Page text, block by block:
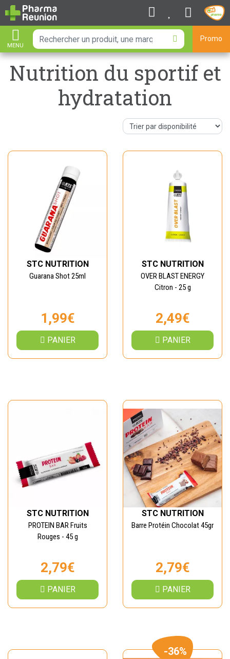
MENU
AFFICHER LA NAVIGATION
Promo
Nutrition du sportif et
hydratation
STC NUTRITION
Guarana Shot 25ml
1,99€
PANIER
STC NUTRITION
OVER BLAST ENERGY
Citron - 25 g
2,49€
PANIER
STC NUTRITION
PROTEIN BAR Fruits
Rouges - 45 g
2,79€
PANIER
STC NUTRITION
Barre Protéin Chocolat 45gr
2,79€
PANIER
-36%